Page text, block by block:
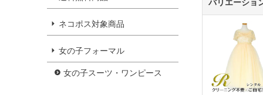
ネコポス対象商品
女の子フォーマル
女の子スーツ・ワンピース
バリエーショ